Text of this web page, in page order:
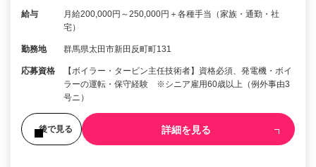
給与
月給200,000円～250,000円＋各種手当（家族・通勤・社
宅）
勤務地 群馬県太田市新田反町町131
応募資格
【ボイラー・タービン主任技術者】資格必須、発電機・ボイ
ラーの運転・保守経験 ※シニア雇用60歳以上（例外事由3
号ニ）
後で見る 詳細を見る